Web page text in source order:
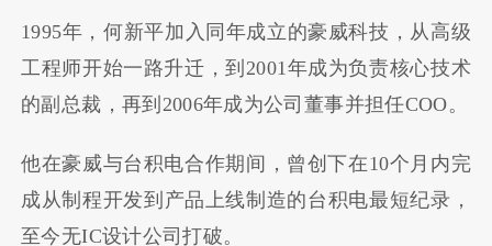
1995年，何新平加入同年成立的豪威科技，从高级
工程师开始一路升迁，到2001年成为负责核心技术
的副总裁，再到2006年成为公司董事并担任COO。
他在豪威与台积电合作期间，曾创下在10个月内完
成从制程开发到产品上线制造的台积电最短纪录，
至今无IC设计公司打破。